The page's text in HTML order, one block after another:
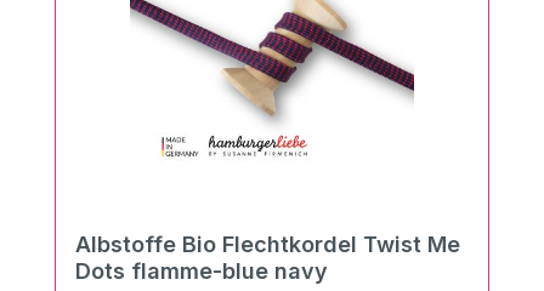
Albstoffe Bio Flechtkordel Twist Me
Dots flamme-blue navy